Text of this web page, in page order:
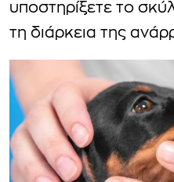
υποστηρίξετε το
τη διάρκεια της